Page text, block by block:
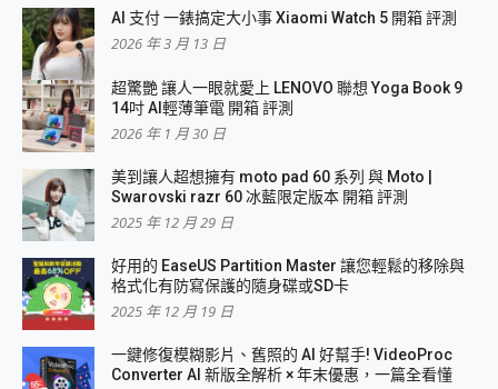
AI 支付 一錶搞定大小事 Xiaomi Watch 5 開箱 評測
2026 年 3 月 13 日
超驚艷 讓人一眼就愛上 LENOVO 聯想 Yoga Book 9
14吋 AI輕薄筆電 開箱 評測
2026 年 1 月 30 日
美到讓人超想擁有 moto pad 60 系列 與 Moto |
Swarovski razr 60 冰藍限定版本 開箱 評測
2025 年 12 月 29 日
好用的 EaseUS Partition Master 讓您輕鬆的移除與
格式化有防寫保護的隨身碟或SD卡
2025 年 12 月 19 日
一鍵修復模糊影片、舊照的 AI 好幫手! VideoProc
Converter AI 新版全解析 × 年末優惠，一篇全看懂